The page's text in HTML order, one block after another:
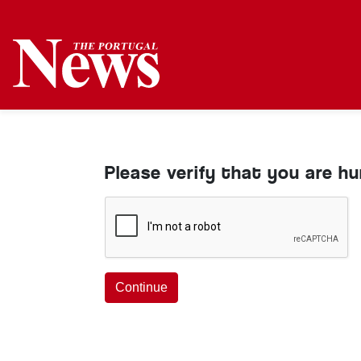
Please verify that you are
Continue